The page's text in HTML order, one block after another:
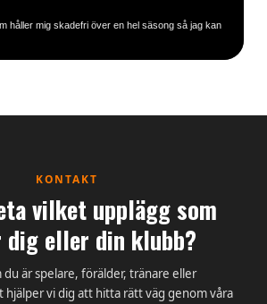
håller mig skadefri över en hel säsong så jag kan
KONTAKT
vilket upplägg som
dig eller din klubb?
du är spelare, förälder, tränare eller
hjälper vi dig att hitta rätt väg genom våra